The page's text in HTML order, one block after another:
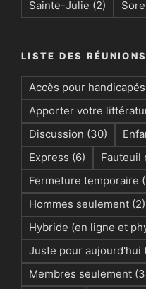
Sainte-Julie (2)
LISTE DES
Accès pour handicapés
Apporter votre
Discussion (30)
Express (6) Fauteuil
Fermeture temporaire
Hommes seulement (2)
Hybride (en ligne et
Juste pour aujourd'hui
Membres seulement